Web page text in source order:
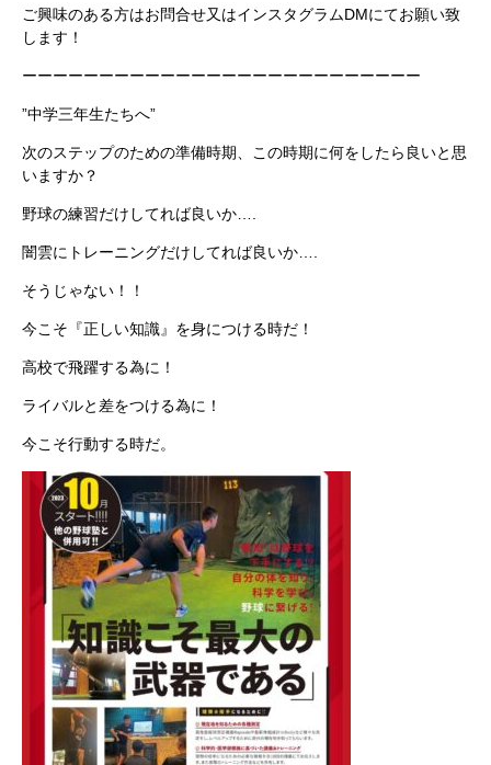
Studio
School
Therapy
ご興味のある方はお問合せ又はインスタグラムDMにてお願い致
します！
ーーーーーーーーーーーーーーーーーーーーーーーーーー
”中学三年生たちへ”
次のステップのための準備時期、この時期に何をしたら良いと思
いますか？
野球の練習だけしてれば良いか….
闇雲にトレーニングだけしてれば良いか….
そうじゃない！！
今こそ『正しい知識』を身につける時だ！
高校で飛躍する為に！
ライバルと差をつける為に！
今こそ行動する時だ。